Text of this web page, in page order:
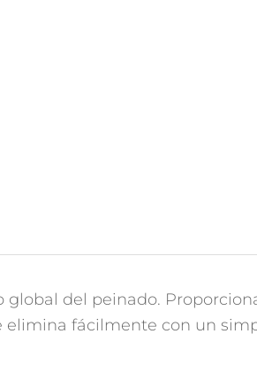
del peinado.
elimina fácilmente con un